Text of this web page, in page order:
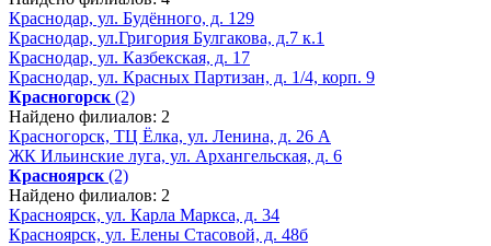
Краснодар, ул. Будённого, д. 129
Краснодар, ул.Григория Булгакова, д.7 к.1
Краснодар, ул. Казбекская, д. 17
Краснодар, ул. Красных Партизан, д. 1/4, корп. 9
Красногорск (2)
Найдено филиалов: 2
Красногорск, ТЦ Ёлка, ул. Ленина, д. 26 А
ЖК Ильинские луга, ул. Архангельская, д. 6
Красноярск (2)
Найдено филиалов: 2
Красноярск, ул. Карла Маркса, д. 34
Красноярск, ул. Елены Стасовой, д. 48б